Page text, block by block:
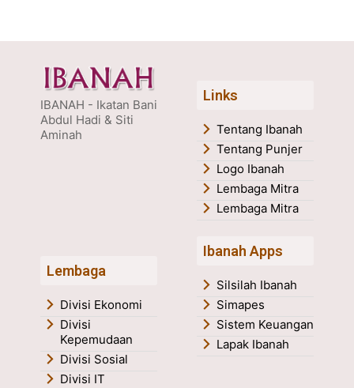
IBANAH - Ikatan Bani
Abdul Hadi & Siti
Aminah
Links
Tentang Ibanah
Tentang Punjer
Logo Ibanah
Lembaga Mitra
Lembaga Mitra
Lembaga
Divisi Ekonomi
Divisi
Kepemudaan
Divisi Sosial
Divisi IT
Ibanah Apps
Silsilah Ibanah
Simapes
Sistem Keuangan
Lapak Ibanah